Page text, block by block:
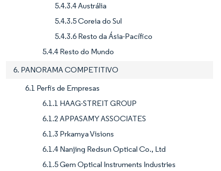
5.4.3.4 Austrália
5.4.3.5 Coreia do Sul
5.4.3.6 Resto da Ásia-Pacífico
5.4.4 Resto do Mundo
6. PANORAMA COMPETITIVO
6.1 Perfis de Empresas
6.1.1 HAAG-STREIT GROUP
6.1.2 APPASAMY ASSOCIATES
6.1.3 Prkamya Visions
6.1.4 Nanjing Redsun Optical Co., Ltd
6.1.5 Gem Optical Instruments Industries